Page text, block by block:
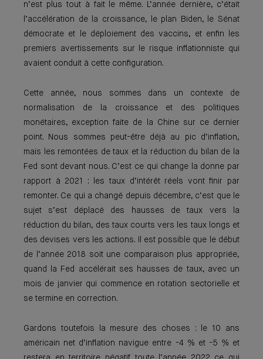
n’est plus tout à fait le même. L’année dernière, c’était
l’accélération de la croissance, le plan Biden, le Sénat
démocrate et le déploiement des vaccins, et enfin les
premiers avertissements sur le risque inflationniste qui
avaient conduit à cette configuration.
Cette année, nous sommes dans un contexte de
normalisation de la croissance et des politiques
monétaires, exception faite de la Chine sur ce dernier
point. Nous sommes peut-être déjà au pic d’inflation,
mais les remontées de taux et la réduction du bilan de la
Fed sont devant nous. C’est ce qui change la donne par
rapport à 2021 : les taux d’intérêt réels vont finir par
remonter. Ce qui a changé depuis décembre, c’est que le
sujet s’est déplacé des hausses de taux vers la
réduction du bilan, des taux courts vers les taux longs et
des devises vers les actions. Il est possible que le début
de l’année 2018 soit une comparaison plus appropriée,
quand la Fed accélérait ses hausses de taux, avec un
mois de janvier qui commence en rotation sectorielle et
se termine en correction.
Gardons toutefois la mesure des choses : le 10 ans
américain net d’inflation navigue entre -4 % et -5 % et